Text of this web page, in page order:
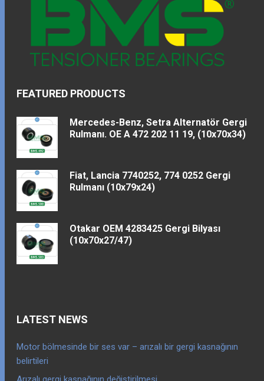
FEATURED PRODUCTS
Mercedes-Benz, Setra Alternatör Gergi
Rulmanı. OE A 472 202 11 19, (10x70x34)
Fiat, Lancia 7740252, 774 0252 Gergi
Rulmanı (10x79x24)
Otakar OEM 4283425 Gergi Bilyası
(10x70x27/47)
LATEST NEWS
Motor bölmesinde bir ses var – arızalı bir gergi kasnağının
belirtileri